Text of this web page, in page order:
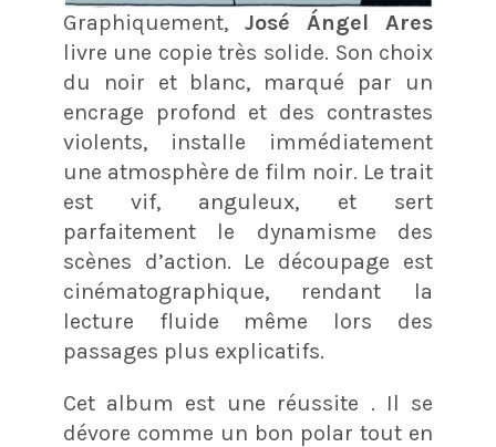
Graphiquement, José Ángel Ares
livre une copie très solide. Son choix
du noir et blanc, marqué par un
encrage profond et des contrastes
violents, installe immédiatement
une atmosphère de film noir. Le trait
est vif, anguleux, et sert
parfaitement le dynamisme des
scènes d’action. Le découpage est
cinématographique, rendant la
lecture fluide même lors des
passages plus explicatifs.
Cet album est une réussite . Il se
dévore comme un bon polar tout en